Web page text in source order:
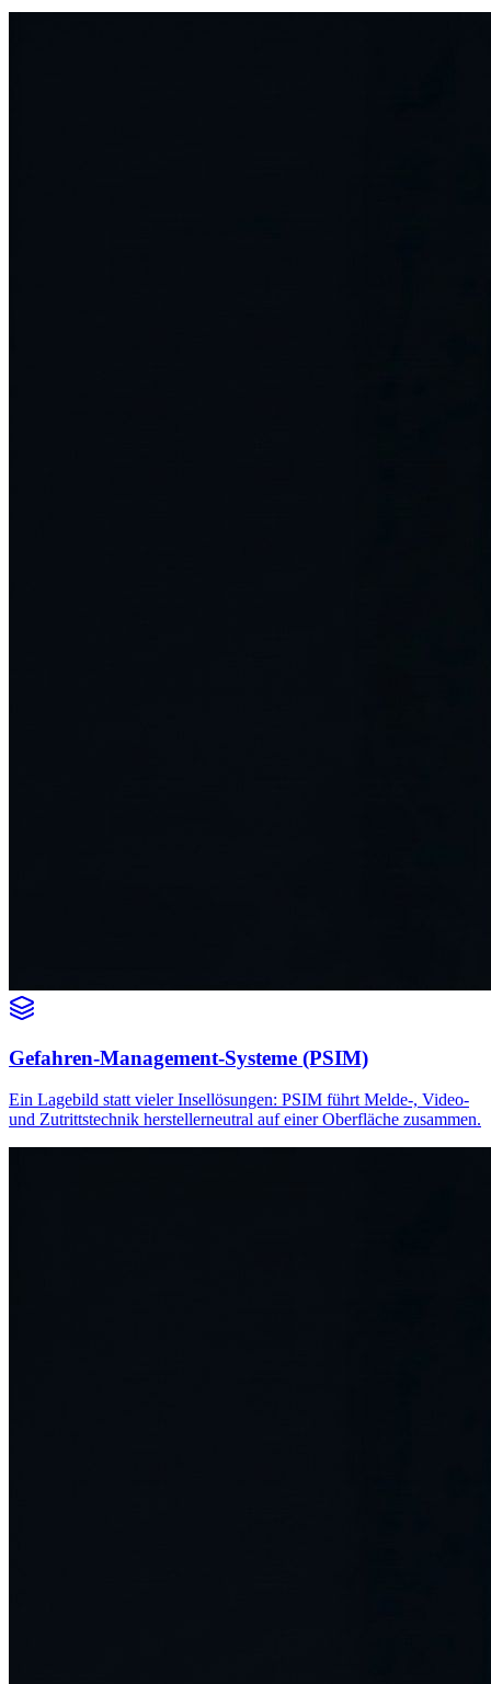
Gefahren-Management-Systeme (PSIM)
Ein Lagebild statt vieler Insellösungen: PSIM führt Melde-, Video-
und Zutrittstechnik herstellerneutral auf einer Oberfläche zusammen.